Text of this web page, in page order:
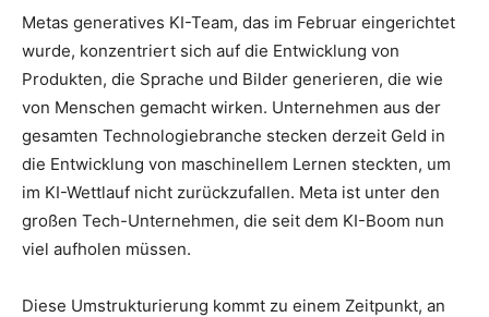
Metas generatives KI-Team, das im Februar eingerichtet
wurde, konzentriert sich auf die Entwicklung von
Produkten, die Sprache und Bilder generieren, die wie
von Menschen gemacht wirken. Unternehmen aus der
gesamten Technologiebranche stecken derzeit Geld in
die Entwicklung von maschinellem Lernen steckten, um
im KI-Wettlauf nicht zurückzufallen. Meta ist unter den
großen Tech-Unternehmen, die seit dem KI-Boom nun
viel aufholen müssen.
Diese Umstrukturierung kommt zu einem Zeitpunkt, an